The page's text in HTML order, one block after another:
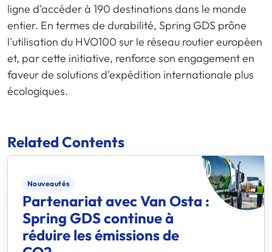
ligne d'accéder à 190 destinations dans le monde
entier. En termes de durabilité, Spring GDS prône
l'utilisation du HVO100 sur le réseau routier européen
et, par cette initiative, renforce son engagement en
faveur de solutions d'expédition internationale plus
écologiques.
Related Contents
Nouveautés
Partenariat avec Van Osta :
Spring GDS continue à
réduire les émissions de